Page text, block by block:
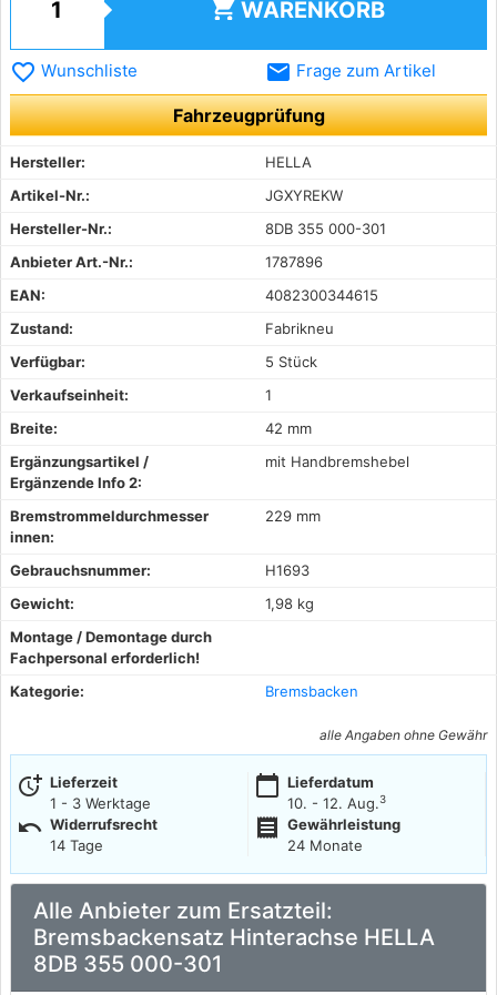
shopping_cart WARENKORB
favorite_border Wunschliste email Frage zum Artikel
Fahrzeugprüfung
Hersteller:
HELLA
Artikel-Nr.:
JGXYREKW
Hersteller-Nr.:
8DB 355 000-301
Anbieter Art.-Nr.:
1787896
EAN:
4082300344615
Zustand:
Fabrikneu
Verfügbar:
5 Stück
Verkaufseinheit:
1
Breite:
42 mm
Ergänzungsartikel /
Ergänzende Info 2:
mit Handbremshebel
Bremstrommeldurchmesser
innen:
229 mm
Gebrauchsnummer:
H1693
Gewicht:
1,98 kg
Montage / Demontage durch
Fachpersonal erforderlich!
Kategorie:
Bremsbacken
alle Angaben ohne Gewähr
more_time Lieferzeit
1 - 3 Werktage
calendar_today Lieferdatum
10. - 12. Aug.3
undo Widerrufsrecht
14 Tage
receipt
Gewährleistung
24 Monate
Alle Anbieter zum Ersatzteil:
Bremsbackensatz Hinterachse HELLA
8DB 355 000-301